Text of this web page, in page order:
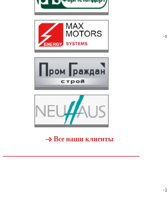
Все наши клиенты